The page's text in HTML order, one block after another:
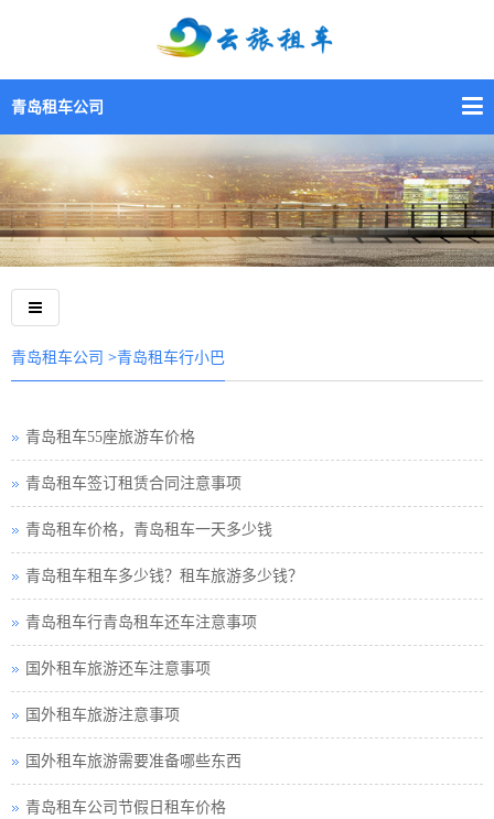
青岛租车公司
青岛租车公司 >青岛租车行小巴
青岛租车55座旅游车价格
青岛租车签订租赁合同注意事项
青岛租车价格，青岛租车一天多少钱
青岛租车租车多少钱？租车旅游多少钱？
青岛租车行青岛租车还车注意事项
国外租车旅游还车注意事项
国外租车旅游注意事项
国外租车旅游需要准备哪些东西
青岛租车公司节假日租车价格